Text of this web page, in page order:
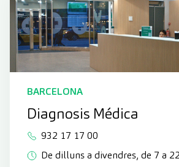
BARCELONA
Diagnosis Médica
932 17 17 00
De dilluns a divendres, de 7 a